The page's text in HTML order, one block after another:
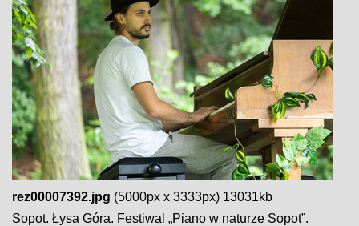
rez00007392.jpg (5000px x 3333px) 13031kb
Sopot. Łysa Góra. Festiwal „Piano w naturze Sopot”.